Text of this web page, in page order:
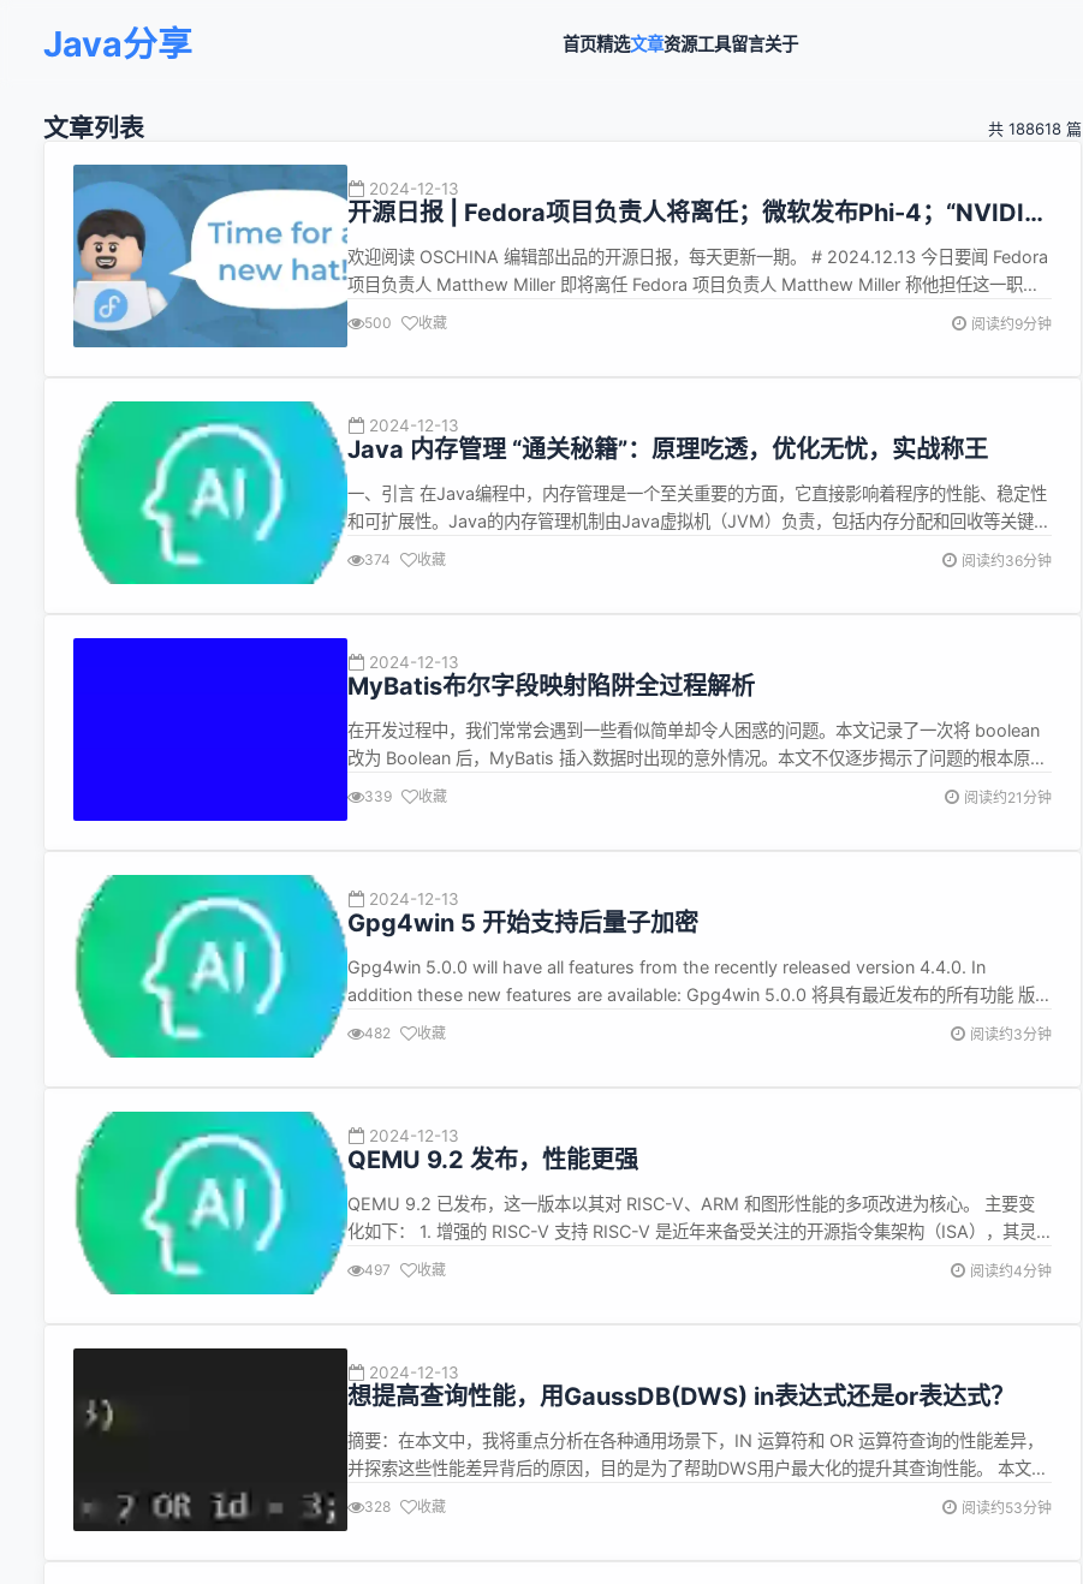
Java分享 首页精选文章资源工具留言关于
文章列表 共 188618 篇
2024-12-13
开源日报 | Fedora项目负责人将离任；微软发布Phi-4；“NVIDIA
对中国市场断供”不实；日常AI辅助编程的模型搭配；VSCode
1.96发布
欢迎阅读 OSCHINA 编辑部出品的开源日报，每天更新一期。 # 2024.12.13 今日要闻 Fedora
项目负责人 Matthew Miller 即将离任 Fedora 项目负责人 Matthew Miller 称他担任这一职位
超过了十年时间，是时候换一个新人接替他继续推动项目前进。 他表示，项目状况良好，有很
500 收藏 阅读约9分钟
2024-12-13
Java 内存管理 “通关秘籍”：原理吃透，优化无忧，实战称王
一、引言 在Java编程中，内存管理是一个至关重要的方面，它直接影响着程序的性能、稳定性
和可扩展性。Java的内存管理机制由Java虚拟机（JVM）负责，包括内存分配和回收等关键任
务。理解Java内存管理的工作原理对于编写高效、可靠的Java程序至关重要。 本文将深入探讨
374 收藏 阅读约36分钟
2024-12-13
MyBatis布尔字段映射陷阱全过程解析
在开发过程中，我们常常会遇到一些看似简单却令人困惑的问题。本文记录了一次将 boolean
改为 Boolean 后，MyBatis 插入数据时出现的意外情况。本文不仅逐步揭示了问题的根本原
因，还提供了解决方案，并强调了在开发中遵循规范和仔细排查问题的重要性。 背景 为了实现
339 收藏 阅读约21分钟
2024-12-13
Gpg4win 5 开始支持后量子加密
Gpg4win 5.0.0 will have all features from the recently released version 4.4.0. In
addition these new features are available: Gpg4win 5.0.0 将具有最近发布的所有功能 版本
4.4.0。 此外，还提供以下新功能： Post...
482 收藏 阅读约3分钟
2024-12-13
QEMU 9.2 发布，性能更强
QEMU 9.2 已发布，这一版本以其对 RISC-V、ARM 和图形性能的多项改进为核心。 主要变
化如下： 1. 增强的 RISC-V 支持 RISC-V 是近年来备受关注的开源指令集架构（ISA），其灵
活性和模块化设计吸引了众多开发者和企业的目光。在 QEMU 9.2 中，RISC-V 支持得到了进
497 收藏 阅读约4分钟
2024-12-13
想提高查询性能，用GaussDB(DWS) in表达式还是or表达式？
摘要：在本文中，我将重点分析在各种通用场景下，IN 运算符和 OR 运算符查询的性能差异，
并探索这些性能差异背后的原因，目的是为了帮助DWS用户最大化的提升其查询性能。 本文分
享自华为云社区 《GaussDB(DWS) in表达式还是or表达式》 ，作者：一只小兵。 前言 适用版
328 收藏 阅读约53分钟